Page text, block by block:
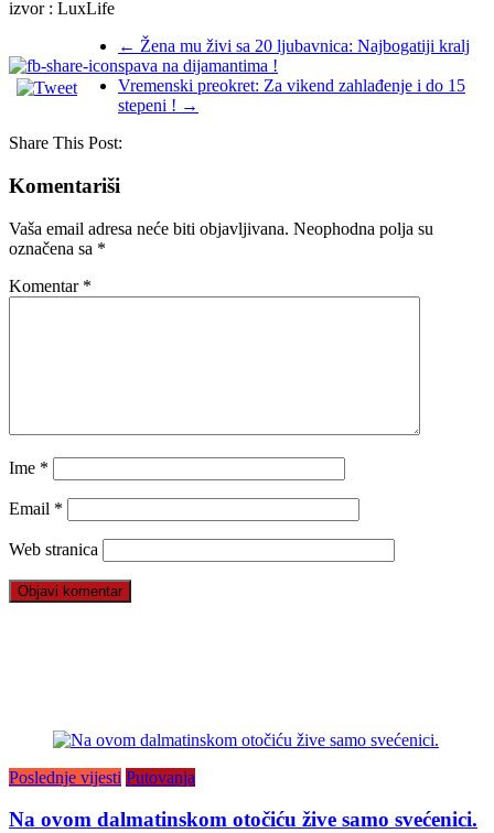
izvor : LuxLife
← Žena mu živi sa 20 ljubavnica: Najbogatiji kralj
spava na dijamantima !
Vremenski preokret: Za vikend zahlađenje i do 15
stepeni ! →
Share This Post:
Komentariši
Vaša email adresa neće biti objavljivana. Neophodna polja su
označena sa *
Komentar *
Ime *
Email *
Web stranica
Poslednje vijesti Putovanja
Na ovom dalmatinskom otočiću žive samo svećenici.